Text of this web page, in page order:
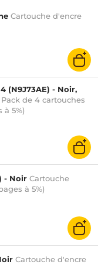
Cartouche d'encre
(N9J73AE) - Noir,
Pack de 4 cartouches
à 5%)
- Noir Cartouche
à 5%)
Cartouche d'encre